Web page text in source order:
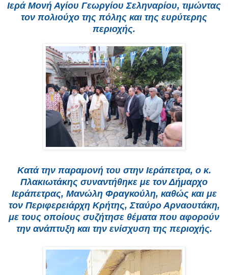
Ιερά Μονή Αγίου Γεωργίου Σεληναρίου, τιμώντας
τον πολιούχο της πόλης και της ευρύτερης
περιοχής.
Κατά την παραμονή του στην Ιεράπετρα, ο κ.
Πλακιωτάκης συναντήθηκε με τον Δήμαρχο
Ιεράπετρας, Μανώλη Φραγκούλη, καθώς και με
τον Περιφερειάρχη Κρήτης, Σταύρο Αρναουτάκη,
με τους οποίους συζήτησε θέματα που αφορούν
την ανάπτυξη και την ενίσχυση της περιοχής.